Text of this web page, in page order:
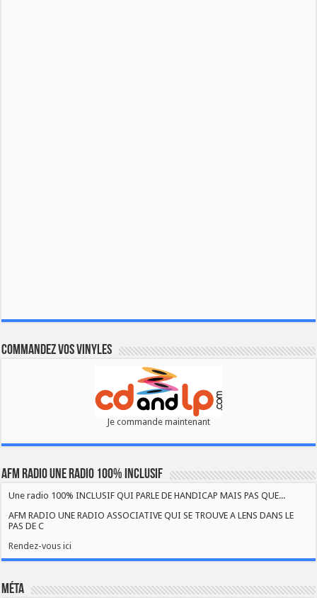
Commandez vos vinyles
Je commande maintenant
AFM RADIO UNE RADIO 100% INCLUSIF
Une radio 100% INCLUSIF QUI PARLE DE HANDICAP MAIS PAS QUE...
AFM RADIO UNE RADIO ASSOCIATIVE QUI SE TROUVE A LENS DANS LE
PAS DE C
Rendez-vous ici
Méta